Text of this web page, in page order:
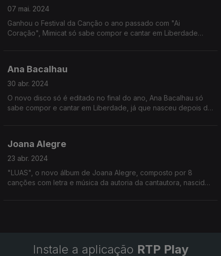
07 mai. 2024
Ganhou o Festival da Canção o ano passado com "Ai
Coração", Mimicat só sabe compor e cantar em Liberdade
Ana Bacalhau
30 abr. 2024
O novo disco só é editado no final do ano, Ana Bacalhau só
sabe compor e cantar em Liberdade, já que nasceu depois de
Joana Alegre
23 abr. 2024
"LUAS", o novo álbum de Joana Alegre, composto por 8
canções com letra e música da autoria da cantautora, nascida
Instale a aplicação RTP Play